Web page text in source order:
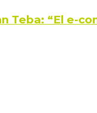
Teba: “El e-